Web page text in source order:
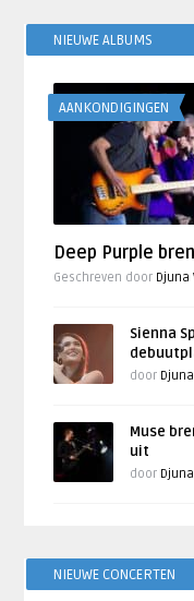
NIEUWE ALBUMS
AANKONDIGINGEN
Deep Purple
Geschreven door Djuna
Sienna
door
Muse
uit
door
NIEUWE CONCERTEN